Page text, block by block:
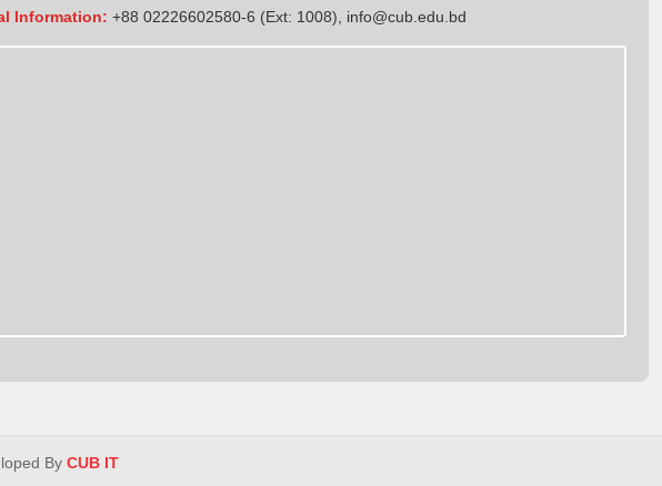
Information: +88 02226602580-6 (Ext: 1008), info@cub.edu.bd
By CUB IT